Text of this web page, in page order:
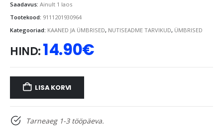
Saadavus: Ainult 1 laos
Tootekood: 9111201930964
Kategooriad: KAANED JA ÜMBRISED, NUTISEADME TARVIKUD, ÜMBRISED
HIND:14.90€
LISA KORVI
Tarneaeg 1-3 tööpäeva.